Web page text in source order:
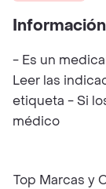
- Es un
Leer las
etiqueta - Si
médico
Top Marcas y